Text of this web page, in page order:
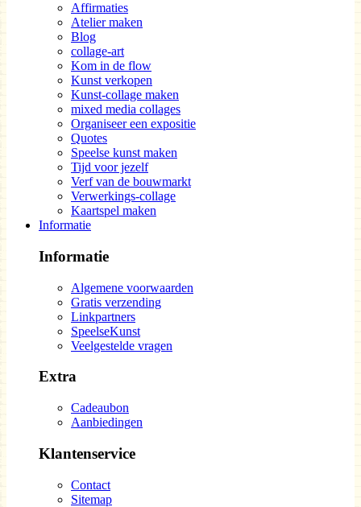
Affirmaties
Atelier maken
Blog
collage-art
Kom in de flow
Kunst verkopen
Kunst-collage maken
mixed media collages
Organiseer een expositie
Quotes
Speelse kunst maken
Tijd voor jezelf
Verf van de bouwmarkt
Verwerkings-collage
Kaartspel maken
Informatie
Informatie
Algemene voorwaarden
Gratis verzending
Linkpartners
SpeelseKunst
Veelgestelde vragen
Extra
Cadeaubon
Aanbiedingen
Klantenservice
Contact
Sitemap